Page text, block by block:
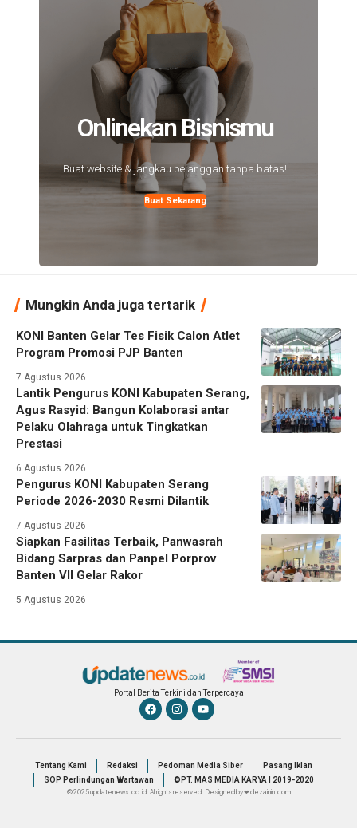
Onlinekan Bisnismu
Buat website & jangkau pelanggan tanpa batas!
Buat Sekarang
Mungkin Anda juga tertarik
KONI Banten Gelar Tes Fisik Calon Atlet
Program Promosi PJP Banten
7 Agustus 2026
Lantik Pengurus KONI Kabupaten Serang,
Agus Rasyid: Bangun Kolaborasi antar
Pelaku Olahraga untuk Tingkatkan
Prestasi
6 Agustus 2026
Pengurus KONI Kabupaten Serang
Periode 2026-2030 Resmi Dilantik
7 Agustus 2026
Siapkan Fasilitas Terbaik, Panwasrah
Bidang Sarpras dan Panpel Porprov
Banten VII Gelar Rakor
5 Agustus 2026
Portal Berita Terkini dan Terpercaya
Tentang Kami Redaksi Pedoman Media Siber
Pasang Iklan
SOP Perlindungan Wartawan
©PT. MAS MEDIA KARYA | 2019-2020
© 2025 updatenews.co.id. All rights reserved. Designed by ❤ dezainin.com